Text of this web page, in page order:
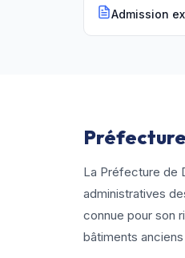
Admission
Préfecture
La Préfecture de
administratives
connue pour son
bâtiments